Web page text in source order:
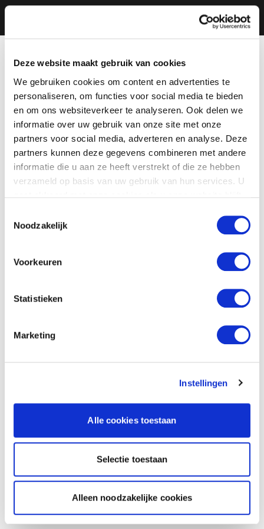
Deze website maakt gebruik van cookies
We gebruiken cookies om content en advertenties te
personaliseren, om functies voor social media te bieden
en om ons websiteverkeer te analyseren. Ook delen we
informatie over uw gebruik van onze site met onze
partners voor social media, adverteren en analyse. Deze
partners kunnen deze gegevens combineren met andere
informatie die u aan ze heeft verstrekt of die ze hebben
verzameld op basis van uw gebruik van hun services. U
Noodzakelijk
Voorkeuren
Statistieken
Marketing
Instellingen
Alle cookies toestaan
Selectie toestaan
Alleen noodzakelijke cookies